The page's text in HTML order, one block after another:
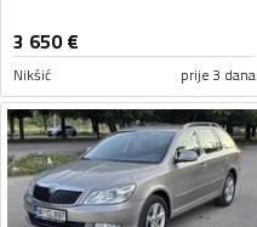
3 650€
Nikšić prije 3 dana